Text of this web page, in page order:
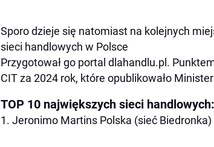
Sporo dzieje się natomiast na kolejnych
sieci handlowych w Polsce
Przygotował go portal dlahandlu.pl.
CIT za 2024 rok, które opublikowało
TOP 10 największych sieci handlowych:
1. Jeronimo Martins Polska (sieć Biedronka)